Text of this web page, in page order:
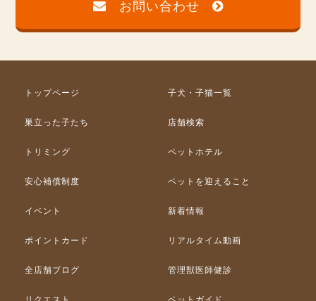
お問い合わせ
トップページ 子犬・子猫一覧
巣立った子たち 店舗検索
トリミング ペットホテル
安心補償制度 ペットを迎えること
イベント 新着情報
ポイントカード リアルタイム動画
全店舗ブログ 管理獣医師健診